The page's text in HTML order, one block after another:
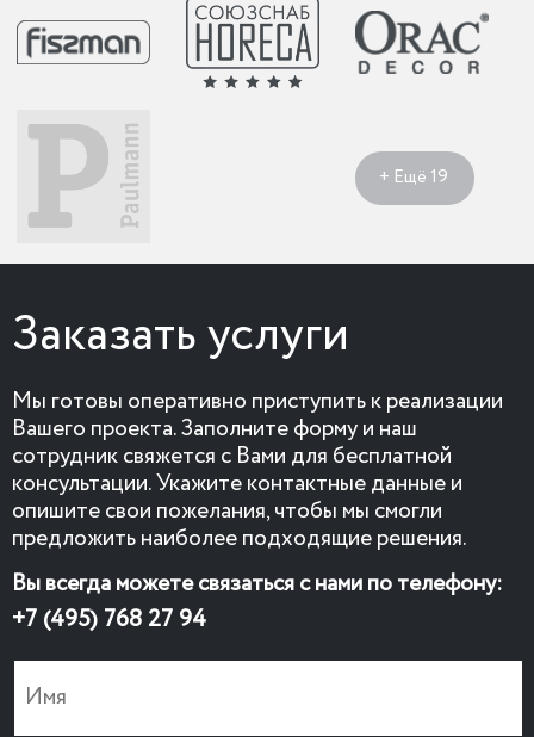
+ Ещё 19
Заказать услуги
Мы готовы оперативно приступить к реализации
Вашего проекта. Заполните форму и наш
сотрудник свяжется с Вами для бесплатной
консультации. Укажите контактные данные и
опишите свои пожелания, чтобы мы смогли
предложить наиболее подходящие решения.
Вы всегда можете связаться с нами по телефону:
+7 (495) 768 27 94